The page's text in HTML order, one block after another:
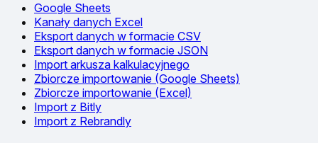
Google Sheets
Kanały danych Excel
Eksport danych w formacie CSV
Eksport danych w formacie JSON
Import arkusza kalkulacyjnego
Zbiorcze importowanie (Google Sheets)
Zbiorcze importowanie (Excel)
Import z Bitly
Import z Rebrandly